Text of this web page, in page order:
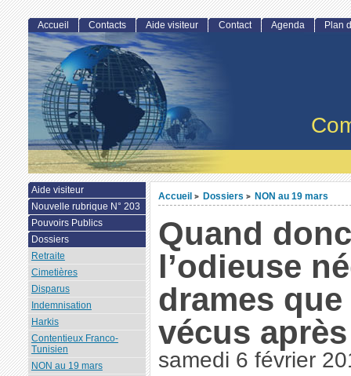
Accueil > Dossiers > NON au 19 mars
Quand
l’odieuse
drames
vécus
samedi 6 février
Accueil Contacts Aide visiteur Contact Agenda Plan
Aide visiteur
Nouvelle rubrique N° 203
Pouvoirs Publics
Dossiers
Retraite
Cimetières
Disparus
Indemnisation
Harkis
Contentieux Franco-
Tunisien
NON au 19 mars